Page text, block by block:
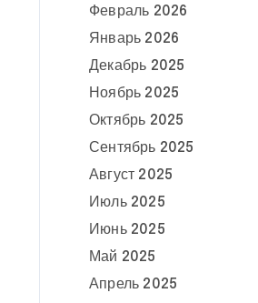
Февраль 2026
Январь 2026
Декабрь 2025
Ноябрь 2025
Октябрь 2025
Сентябрь 2025
Август 2025
Июль 2025
Июнь 2025
Май 2025
Апрель 2025